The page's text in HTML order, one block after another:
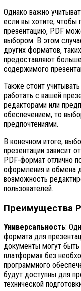
Однако важно
если вы хотите, чтобы
презентацию, PDF
выбором. В этом
других форматов,
предоставляют
содержимого
Также стоит
работать с вашей
редакторами или
обеспечением, то
предпочтениями.
В конечном итоге,
презентации зависит
PDF-формат отлично
оформления и обмена
возможность
пользователей.
Преимущества
Универсальность:
формата для
документы могут быть
платформах без
программного
будут доступны для
технической